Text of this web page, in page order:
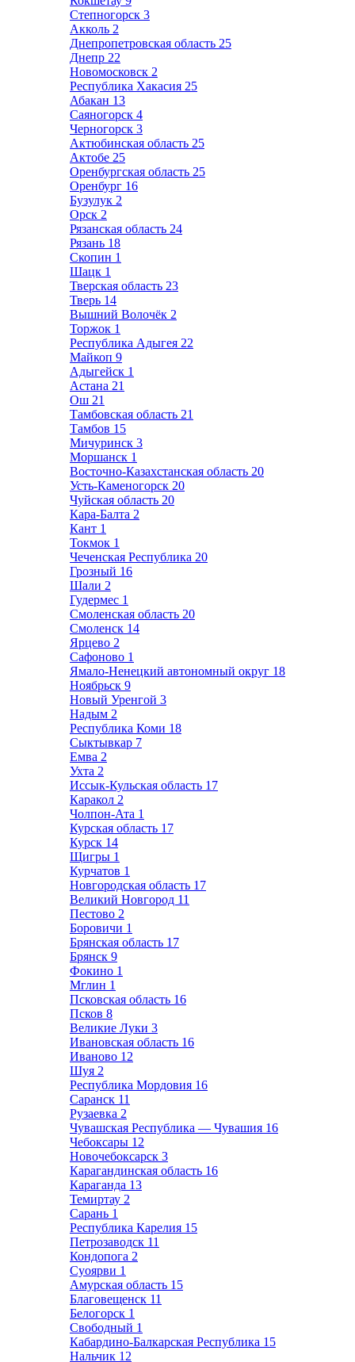
Степногорск 3
Акколь 2
Днепропетровская область 25
Днепр 22
Новомосковск 2
Республика Хакасия 25
Абакан 13
Саяногорск 4
Черногорск 3
Актюбинская область 25
Актобе 25
Оренбургская область 25
Оренбург 16
Бузулук 2
Орск 2
Рязанская область 24
Рязань 18
Скопин 1
Шацк 1
Тверская область 23
Тверь 14
Вышний Волочёк 2
Торжок 1
Республика Адыгея 22
Майкоп 9
Адыгейск 1
Астана 21
Ош 21
Тамбовская область 21
Тамбов 15
Мичуринск 3
Моршанск 1
Восточно-Казахстанская область 20
Усть-Каменогорск 20
Чуйская область 20
Кара-Балта 2
Кант 1
Токмок 1
Чеченская Республика 20
Грозный 16
Шали 2
Гудермес 1
Смоленская область 20
Смоленск 14
Ярцево 2
Сафоново 1
Ямало-Ненецкий автономный округ 18
Ноябрьск 9
Новый Уренгой 3
Надым 2
Республика Коми 18
Сыктывкар 7
Емва 2
Ухта 2
Иссык-Кульская область 17
Каракол 2
Чолпон-Ата 1
Курская область 17
Курск 14
Щигры 1
Курчатов 1
Новгородская область 17
Великий Новгород 11
Пестово 2
Боровичи 1
Брянская область 17
Брянск 9
Фокино 1
Мглин 1
Псковская область 16
Псков 8
Великие Луки 3
Ивановская область 16
Иваново 12
Шуя 2
Республика Мордовия 16
Саранск 11
Рузаевка 2
Чувашская Республика — Чувашия 16
Чебоксары 12
Новочебоксарск 3
Карагандинская область 16
Караганда 13
Темиртау 2
Сарань 1
Республика Карелия 15
Петрозаводск 11
Кондопога 2
Суоярви 1
Амурская область 15
Благовещенск 11
Белогорск 1
Свободный 1
Кабардино-Балкарская Республика 15
Нальчик 12